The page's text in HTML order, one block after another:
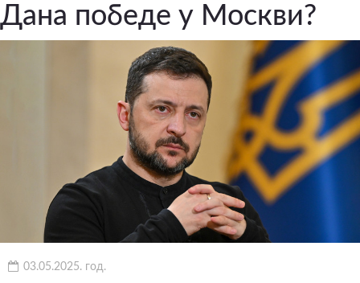
Дана победе у Москви?
03.05.2025. год.